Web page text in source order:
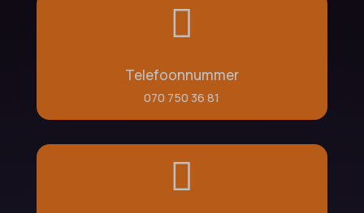

Telefoonnummer
070 750 36 81
